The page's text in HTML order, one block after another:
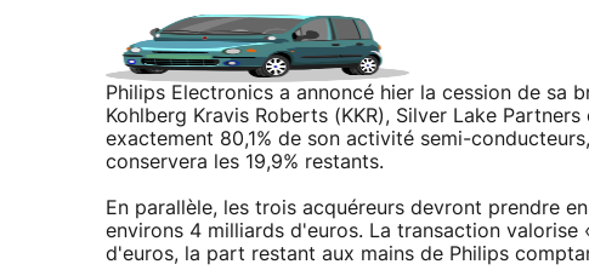
Philips Electronics a annoncé hier la cession de sa
Kohlberg Kravis Roberts (KKR), Silver Lake
exactement 80,1% de son activité semi-
conservera les 19,9% restants.
En parallèle, les trois acquéreurs devront prendre
environs 4 milliards d'euros. La transaction
d'euros, la part restant aux mains de Philips